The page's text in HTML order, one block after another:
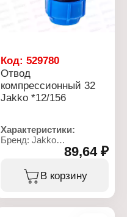
Код:529780
Отвод
компрессионный 32
Jakko *12/156
Характеристики:
Бренд: Jakko
Артикул: 704065032T
Тип: компрессионый
Тип резьбы: нет
89,64 ₽
В корзину